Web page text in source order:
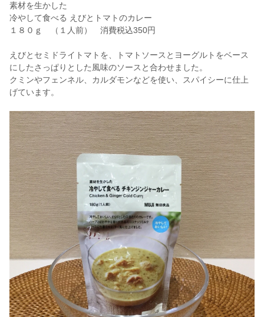
素材を生かした
冷やして食べる えびとトマトのカレー
１８０ｇ （１人前） 消費税込350円
えびとセミドライトマトを、トマトソースとヨーグルトをベース
にしたさっぱりとした風味のソースと合わせました。
クミンやフェンネル、カルダモンなどを使い、スパイシーに仕上
げています。